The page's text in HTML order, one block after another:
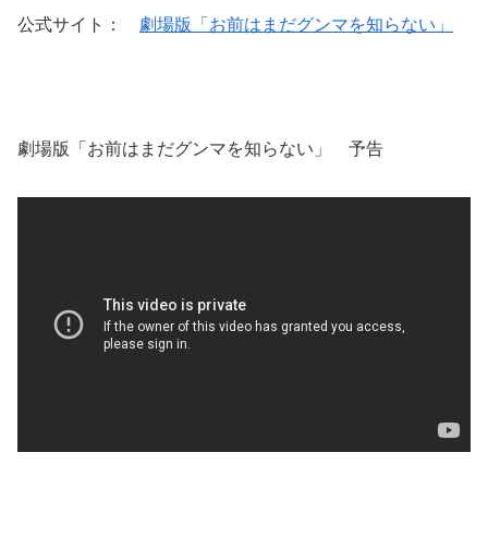
公式サイト： 劇場版「お前はまだグンマを知らない」
劇場版「お前はまだグンマを知らない」 予告